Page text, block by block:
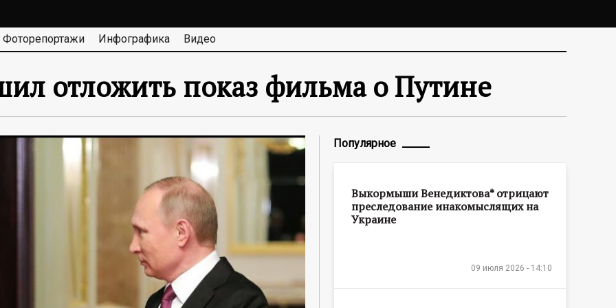
Фоторепортажи Инфографика Видео
отложить показ фильма о Путине
Популярное
Выкормыши Венедиктова* отрицают
преследование инакомыслящих на
Украине
09 июля 2026 - 14:10